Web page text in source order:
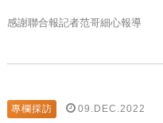
感謝聯合報記者范哥細心報導
專欄採訪 09.DEC.2022